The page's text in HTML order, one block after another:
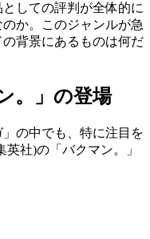
しての評判が全体的に
か。このジャンルが急
背景にあるものは何だ
。」の登場
の中でも、特に注目を
社)の「バクマン。」